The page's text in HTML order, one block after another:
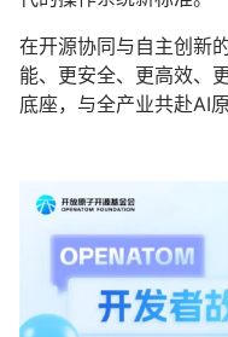
在开源协同与自主创新
能、更安全、更高效、
底座，与全产业共赴AI